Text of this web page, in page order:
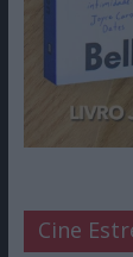
Cine